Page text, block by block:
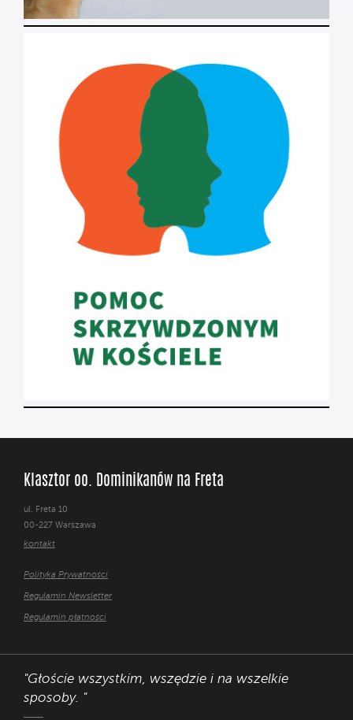
Klasztor oo. Dominikanów na Freta
ul. Freta 10
00-227 Warszawa
kontakt
Polityka Prywatności
Regulamin Newsletter
Regulamin płatności
"Głoście wszystkim, wszędzie i na wszelkie
sposoby. "